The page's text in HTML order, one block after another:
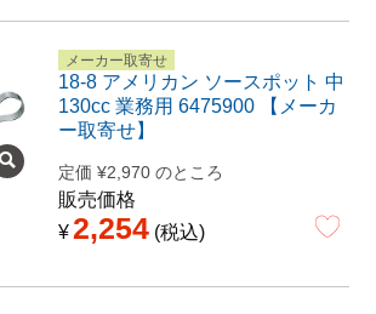
メーカー取寄せ
18-8 アメリカン ソースポット 中
130cc 業務用 6475900 【メーカ
ー取寄せ】
定価 ¥2,970 のところ
販売価格
¥2,254 税込